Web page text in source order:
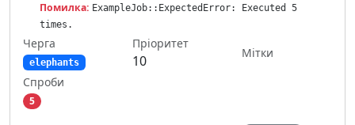
Помилка: ExampleJob::ExpectedError: Executed 5
times.
Черга
elephants
Пріоритет
10
Мітки
Спроби
5